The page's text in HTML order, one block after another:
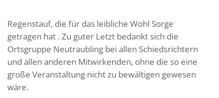
Regenstauf, die für das leibliche Wohl Sorge
getragen hat . Zu guter Letzt bedankt sich die
Ortsgruppe Neutraubling bei allen Schiedsrichtern
und allen anderen Mitwirkenden, ohne die so eine
große Veranstaltung nicht zu bewältigen gewesen
wäre.